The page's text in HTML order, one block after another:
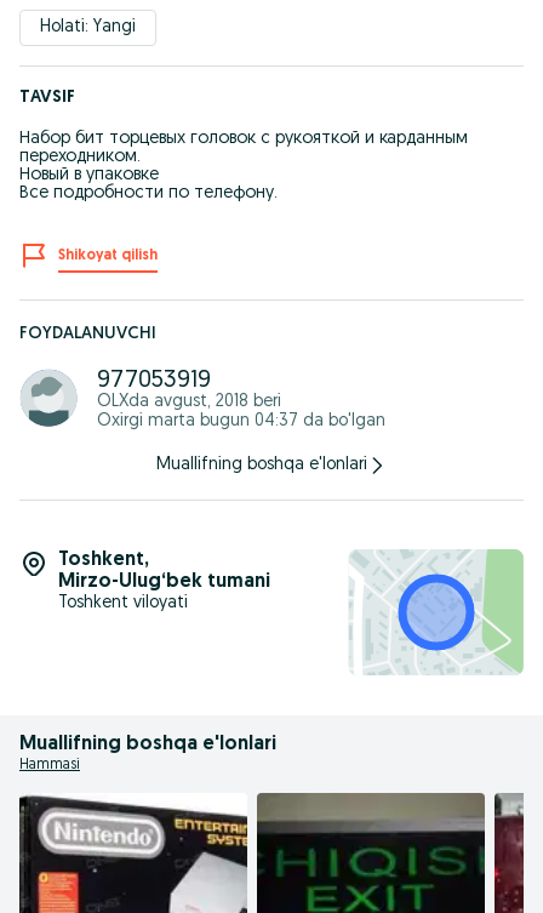
Holati: Yangi
TAVSIF
Набор бит торцевых головок с рукояткой и карданным
переходником.
Новый в упаковке
Все подробности по телефону.
Shikoyat qilish
FOYDALANUVCHI
977053919
OLXda avgust, 2018 beri
Oxirgi marta bugun 04:37 da bo'lgan
Muallifning boshqa e'lonlari
Toshkent,
Mirzo-Ulug‘bek tumani
Toshkent viloyati
Muallifning boshqa e'lonlari
Hammasi